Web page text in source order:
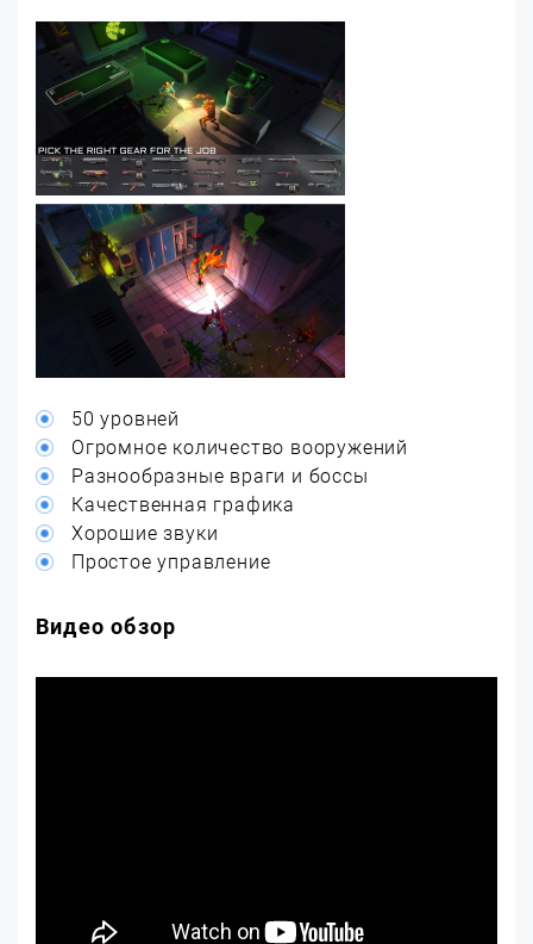
50 уровней
Огромное количество вооружений
Разнообразные враги и боссы
Качественная графика
Хорошие звуки
Простое управление
Видео обзор